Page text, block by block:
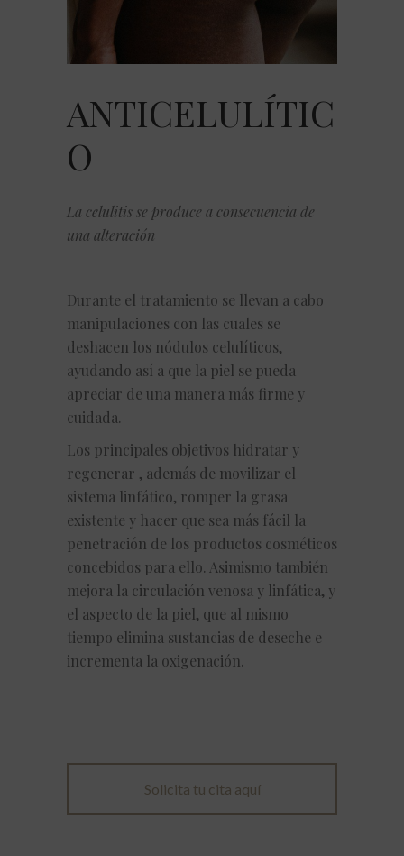
ANTICELULÍTIC
O
La celulitis se produce a consecuencia de
una alteración
Durante el tratamiento se llevan a cabo
manipulaciones con las cuales se
deshacen los nódulos celulíticos,
ayudando así a que la piel se pueda
apreciar de una manera más firme y
cuidada.
Los principales objetivos hidratar y
regenerar , además de movilizar el
sistema linfático, romper la grasa
existente y hacer que sea más fácil la
penetración de los productos cosméticos
concebidos para ello. Asimismo también
mejora la circulación venosa y linfática, y
el aspecto de la piel, que al mismo
tiempo elimina sustancias de deseche e
incrementa la oxigenación.
Solicita tu cita aquí